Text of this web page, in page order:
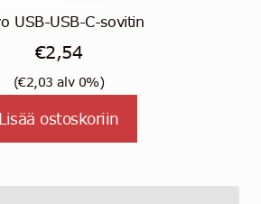
USB-USB-C-sovitin
€2,54
(€2,03 alv 0%)
Lisää ostoskoriin